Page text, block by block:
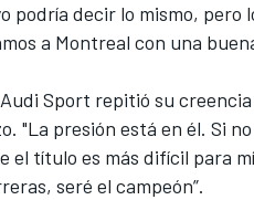
podría decir lo mismo,
a Montreal con una
Sport repitió su
"La presión está en él. Si
el título es más difícil para
seré el campeón”.